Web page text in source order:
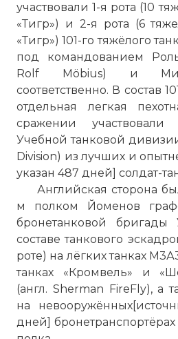
участвовали 1-я рота (10
«Тигр») и 2-я рота (6
«Тигр») 101-го тяжёлого
под командованием
Rolf Möbius) и
соответственно. В состав
отдельная легкая
сражении
Учебной танковой
Division) из лучших и
указан 487 дней] солдат-
Английская сторона
м полком Йоменов
бронетанковой
составе танкового
роте) на лёгких танках
танках «Кромвель» и
(англ. Sherman FireFly), а
на
дней] бронетранспортёрах